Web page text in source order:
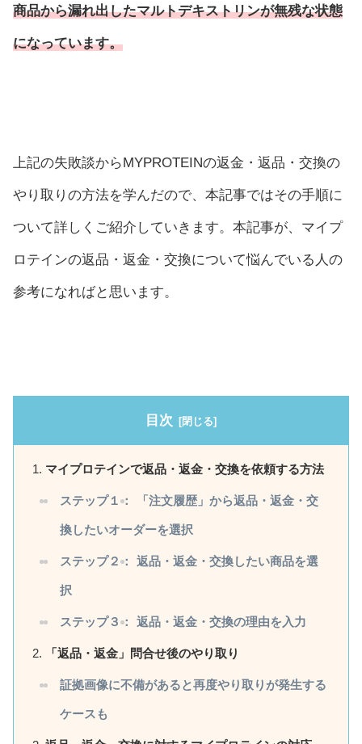
商品から漏れ出したマルトデキストリンが無残な状態
になっています。
上記の失敗談からMYPROTEINの返金・返品・交換の
やり取りの方法を学んだので、本記事ではその手順に
ついて詳しくご紹介していきます。本記事が、マイプ
ロテインの返品・返金・交換について悩んでいる人の
参考になればと思います。
目次
マイプロテインで返品・返金・交換を依頼する方法
ステップ１： 「注文履歴」から返品・返金・交
換したいオーダーを選択
ステップ２： 返品・返金・交換したい商品を選
択
ステップ３： 返品・返金・交換の理由を入力
「返品・返金」問合せ後のやり取り
証拠画像に不備があると再度やり取りが発生する
ケースも